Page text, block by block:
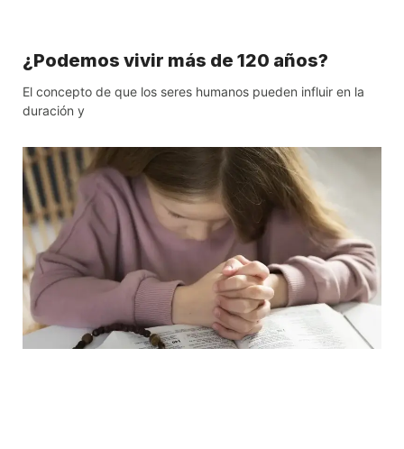
¿Podemos vivir más de 120 años?
El concepto de que los seres humanos pueden influir en la
duración y